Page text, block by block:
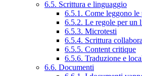
6.5. Scrittura e linguaggio
6.5.1. Come leggono le
6.5.2. Le regole per un
6.5.3. Microtesti
6.5.4. Scrittura
6.5.5. Content critique
6.5.6. Traduzione e
6.6. Documenti